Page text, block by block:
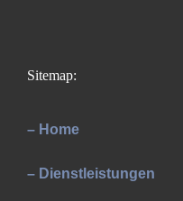
Sitemap:
– Home
– Dienstleistungen